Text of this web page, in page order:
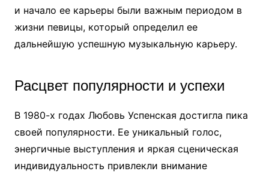
и начало ее карьеры были важным периодом в
жизни певицы, который определил ее
дальнейшую успешную музыкальную карьеру.
Расцвет популярности и успехи
В 1980-х годах Любовь Успенская достигла пика
своей популярности. Ее уникальный голос,
энергичные выступления и яркая сценическая
индивидуальность привлекли внимание